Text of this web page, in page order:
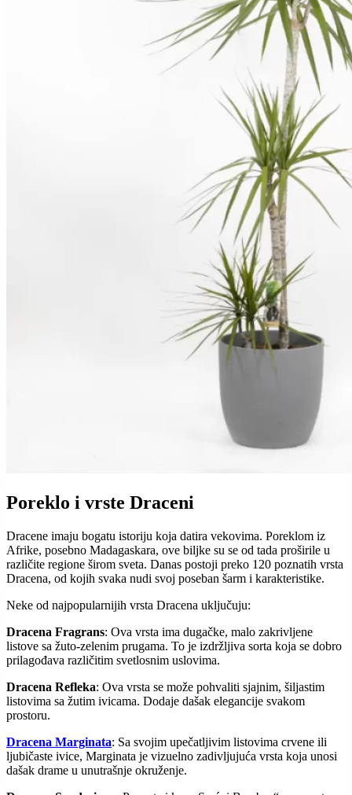
Poreklo i vrste Draceni
Dracene imaju bogatu istoriju koja datira vekovima. Poreklom iz
Afrike, posebno Madagaskara, ove biljke su se od tada proširile u
različite regione širom sveta. Danas postoji preko 120 poznatih vrsta
Dracena, od kojih svaka nudi svoj poseban šarm i karakteristike.
Neke od najpopularnijih vrsta Dracena uključuju:
Dracena Fragrans: Ova vrsta ima dugačke, malo zakrivljene
listove sa žuto-zelenim prugama. To je izdržljiva sorta koja se dobro
prilagođava različitim svetlosnim uslovima.
Dracena Refleka: Ova vrsta se može pohvaliti sjajnim, šiljastim
listovima sa žutim ivicama. Dodaje dašak elegancije svakom
prostoru.
Dracena Marginata: Sa svojim upečatljivim listovima crvene ili
ljubičaste ivice, Marginata je vizuelno zadivljujuća vrsta koja unosi
dašak drame u unutrašnje okruženje.